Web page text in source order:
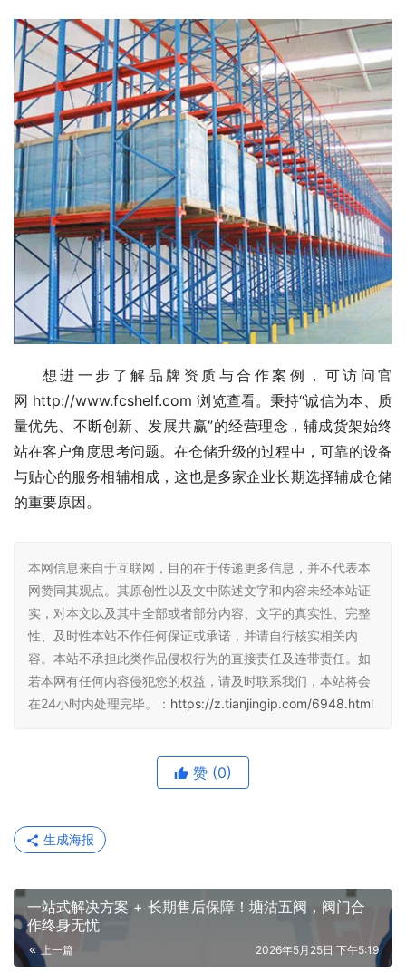
想进一步了解品牌资质与合作案例，可访问官
网 http://www.fcshelf.com 浏览查看。秉持“诚信为本、质
量优先、不断创新、发展共赢”的经营理念，辅成货架始终
站在客户角度思考问题。在仓储升级的过程中，可靠的设备
与贴心的服务相辅相成，这也是多家企业长期选择辅成仓储
的重要原因。
本网信息来自于互联网，目的在于传递更多信息，并不代表本
网赞同其观点。其原创性以及文中陈述文字和内容未经本站证
实，对本文以及其中全部或者部分内容、文字的真实性、完整
性、及时性本站不作任何保证或承诺，并请自行核实相关内
容。本站不承担此类作品侵权行为的直接责任及连带责任。如
若本网有任何内容侵犯您的权益，请及时联系我们，本站将会
在24小时内处理完毕。： https://z.tianjingip.com/6948.html
赞 (0)
生成海报
一站式解决方案 + 长期售后保障！塘沽五阀，阀门合
作终身无忧
上一篇 2026年5月25日 下午5:19